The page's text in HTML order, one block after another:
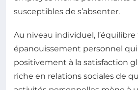
susceptibles de s’absenter.
Au niveau individuel, l’équilibre
épanouissement personnel
positivement à la satisfaction
riche en relations sociales de